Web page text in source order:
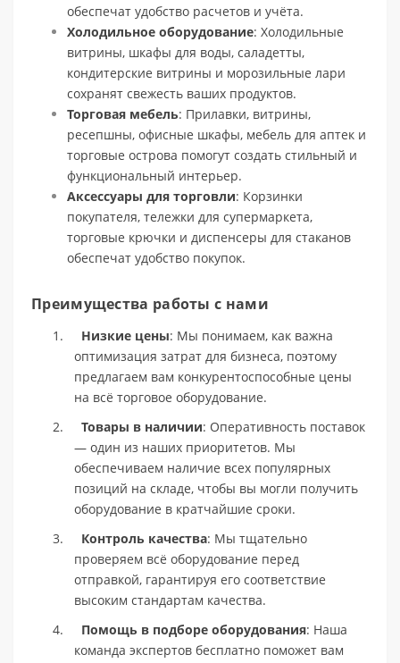
обеспечат удобство расчетов и учёта.
Холодильное оборудование: Холодильные
витрины, шкафы для воды, саладетты,
кондитерские витрины и морозильные лари
сохранят свежесть ваших продуктов.
Торговая мебель: Прилавки, витрины,
ресепшны, офисные шкафы, мебель для аптек и
торговые острова помогут создать стильный и
функциональный интерьер.
Аксессуары для торговли: Корзинки
покупателя, тележки для супермаркета,
торговые крючки и диспенсеры для стаканов
обеспечат удобство покупок.
Преимущества работы с нами
1. Низкие цены: Мы понимаем, как важна
оптимизация затрат для бизнеса, поэтому
предлагаем вам конкурентоспособные цены
на всё торговое оборудование.
2.
Товары в наличии: Оперативность поставок
— один из наших приоритетов. Мы
обеспечиваем наличие всех популярных
позиций на складе, чтобы вы могли получить
оборудование в кратчайшие сроки.
3.
Контроль качества: Мы тщательно
проверяем всё оборудование перед
отправкой, гарантируя его соответствие
высоким стандартам качества.
4.
Помощь в подборе оборудования: Наша
команда экспертов бесплатно поможет вам